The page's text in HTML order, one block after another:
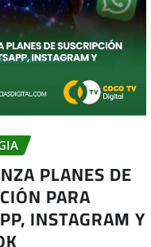
PLANES DE
PARA
INSTAGRAM Y